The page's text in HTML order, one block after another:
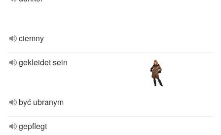
ciemny
gekleidet sein
być ubranym
gepflegt